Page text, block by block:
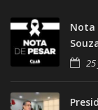
Nota
25